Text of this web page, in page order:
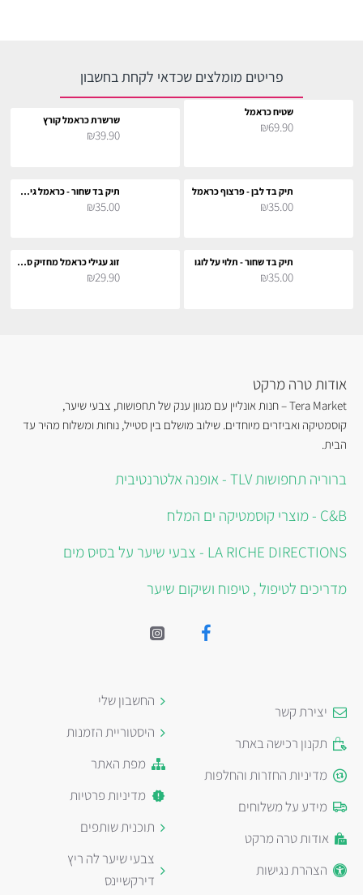
פריטים מומלצים שכדאי לקחת בחשבון
שטיח כראמל
₪69.90 שרשרת כראמל קורץ
₪39.90
תיק בד לבן - פרצוף כראמל
₪35.00
תיק בד שחור - כראמל גיטריסט
₪35.00
תיק בד שחור - תלוי על לוגו
₪35.00
זוג עגילי כראמל מחזיק ספרים
₪29.90
אודות טרה מרקט
Tera Market – חנות אונליין עם מגוון ענק של תחפושות, צבעי שיער,
קוסמטיקה ואביזרים מיוחדים. שילוב מושלם בין סטייל, נוחות ומשלוח מהיר עד
הבית.
ברוריה תחפושות TLV - אופנה אלטרנטיבית
C&B - מוצרי קוסמטיקה ים המלח
LA RICHE DIRECTIONS - צבעי שיער על בסיס מים
מדריכים לטיפול , טיפוח ושיקום שיער
יצירת קשר
תקנון רכישה באתר
מדיניות החזרות והחלפות
מידע על משלוחים
אודות טרה מרקט
הצהרת נגישות
החשבון שלי
היסטוריית הזמנות
מפת האתר
מדיניות פרטיות
תוכנית שותפים
צבעי שיער לה ריץ
דירקשיינס